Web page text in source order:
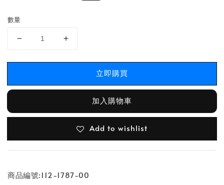
數量
立即購買
加入購物車
Add to wishlist
商品編號:112-1787-00